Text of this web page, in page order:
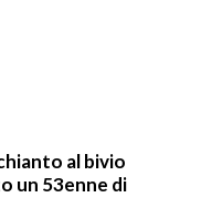
al bivio
un 53enne di